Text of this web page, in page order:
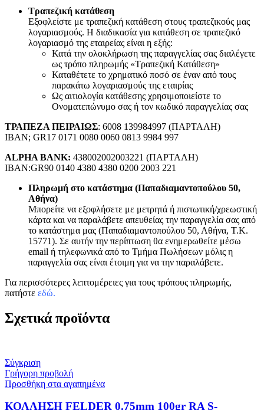
Τραπεζική κατάθεση
Εξοφλείστε με τραπεζική κατάθεση στους τραπεζικούς μας
λογαριασμούς. Η διαδικασία για κατάθεση σε τραπεζικό
λογαριασμό της εταιρείας είναι η εξής:
Κατά την ολοκλήρωση της παραγγελίας σας διαλέγετε
ως τρόπο πληρωμής «Τραπεζική Κατάθεση»
Καταθέτετε το χρηματικό ποσό σε έναν από τους
παρακάτω λογαριασμούς της εταιρίας
Ως αιτιολογία κατάθεσης χρησιμοποιείστε το
Ονοματεπώνυμο σας ή τον κωδικό παραγγελίας σας
ΤΡΑΠΕΖΑ ΠΕΙΡΑΙΩΣ: 6008 139984997 (ΠΑΡΤΑΛΗ)
IBAN; GR17 0171 0080 0060 0813 9984 997
ALPHA BANK: 438002002003221 (ΠΑΡΤΑΛΗ)
IBAN:GR90 0140 4380 4380 0200 2003 221
Πληρωμή στο κατάστημα (Παπαδιαμαντοπούλου 50,
Αθήνα)
Μπορείτε να εξοφλήσετε με μετρητά ή πιστωτική/χρεωστική
κάρτα και να παραλάβετε απευθείας την παραγγελία σας από
το κατάστημα μας (Παπαδιαμαντοπούλου 50, Αθήνα, Τ.Κ.
15771). Σε αυτήν την περίπτωση θα ενημερωθείτε μέσω
email ή τηλεφωνικά από το Τμήμα Πωλήσεων μόλις η
παραγγελία σας είναι έτοιμη για να την παραλάβετε.
Για περισσότερες λεπτομέρειες για τους τρόπους πληρωμής,
πατήστε εδώ.
Σχετικά προϊόντα
Σύγκριση
Γρήγορη προβολή
Προσθήκη στα αγαπημένα
ΚΟΛΛΗΣΗ FELDER 0.75mm 100gr RA S-